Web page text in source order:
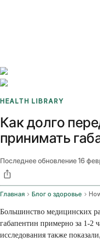
HEALTH LIBRARY
Как долго
принимать
Последнее обновление16
Главная Блог о здоровье
Большинство медицинских
габапентин примерно за 1-2
исследования также